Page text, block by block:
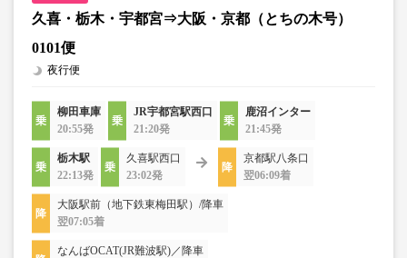
久喜・栃木・宇都宮⇒大阪・京都（とちの木号）
0101便
夜行便
柳田車庫
20:55発
JR宇都宮駅西口
21:20発
鹿沼インター
21:45発
栃木駅
22:13発
久喜駅西口
23:02発
京都駅八条口
翌06:09着
大阪駅前（地下鉄東梅田駅）/降車
翌07:05着
なんばOCAT(JR難波駅)／降車